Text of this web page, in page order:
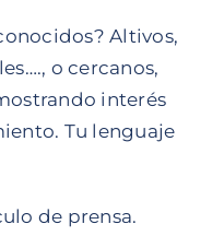
Altivos,
o cercanos,
interés
Tu lenguaje
de prensa.